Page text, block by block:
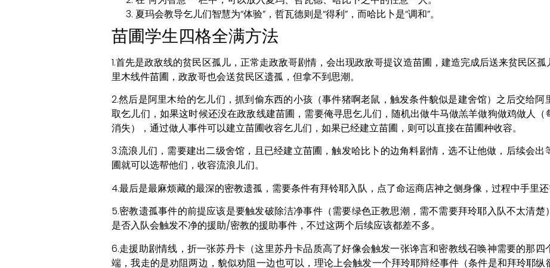
夏玛会教导乞儿们智慧为“体验”，哲瓦德则是“得利”，而哈比卜是“调和”。
苗圃学生四格全满方法
1.首先是政敌线的贫民区孤儿，正常走政敌哥剧情，会出现政敌哥提议造苗圃，建造完成后送来贫民区
里木线件苗圃，政敌哥也会送贫民区遗孤，但拿不到思潮。
2.然后是阿里木给的乞儿们，抓到偷东西的小孩（事件猪啊老鼠，触发条件貌似是建舍馆）之后交给
取乞儿们，如果这时候还没在政敌线建苗圃，需要俺寻思乞儿们，随机出做牛马做羔羊做狗做鸡做人
消失），通过做人事件可以建立苗圃收容乞儿们，如果已经建立苗圃，则可以直接在苗圃种收容。
3.流浪儿们，需要建出二级舍馆，且已经建立苗圃，触发哈比卜的边角料剧情，选不让他做，后续会
圃就可以选帮他们，收容流浪儿们。
4.最后是最麻烦藏的最深的密教遗孤，需要条件有拜铃耶入队，点了命运商店神之侧身像，过程中手里
5.密教遗孤事件的前提应该是要触发破除洁净事件（需要绿色正教思潮，需不需要拜玲耶入队不太清
是否入队会触发不净的援助/密教的援助事件，不过这两个后续应该都差不多。
6.走援助剧情线，折一张苏丹卡（这里苏丹卡品质高了好像会触发一张谗言和密教线召唤神需要的那
端，我走的是劝阻两边，貌似劝阻一边也可以，理论上会触发一个拜玲耶辩经事件（条件是和拜玲耶